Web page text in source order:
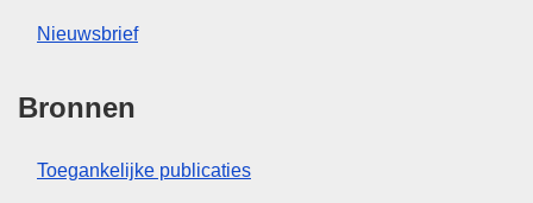
Nieuwsbrief
Bronnen
Toegankelijke publicaties